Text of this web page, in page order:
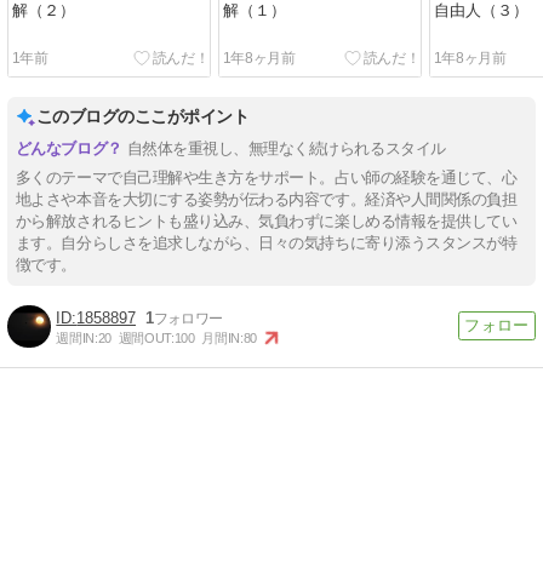
解（２）
1年前
解（１）
1年8ヶ月前
自由人（３）
1年8ヶ月前
このブログのここがポイント
自然体を重視し、無理なく続けられるスタイル
多くのテーマで自己理解や生き方をサポート。占い師の経験を通じて、心
地よさや本音を大切にする姿勢が伝わる内容です。経済や人間関係の負担
から解放されるヒントも盛り込み、気負わずに楽しめる情報を提供してい
ます。自分らしさを追求しながら、日々の気持ちに寄り添うスタンスが特
徴です。
1858897 1
週間IN:20 週間OUT:100 月間IN:80